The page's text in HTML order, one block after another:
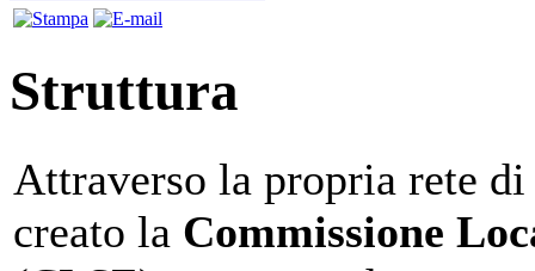
Struttura
Attraverso la propria rete
creato la Commissione